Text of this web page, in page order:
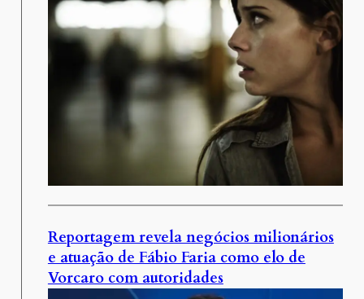
Reportagem revela negócios milionários
e atuação de Fábio Faria como elo de
Vorcaro com autoridades